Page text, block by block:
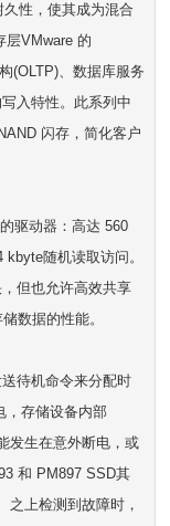
性，使其成为混合
层VMware 的
(OLTP)、数据库服务
入特性。此系列中
闪存，简化客户
驱动器：高达 560
随机读取访问。
但也允许高效共享
数据的性能。
待机命令来分配时
，存储设备内部
发生在意外断电，或
和 PM897 SSD其
之上检测到故障时，